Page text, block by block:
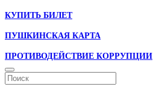
КУПИТЬ БИЛЕТ
ПУШКИНСКАЯ КАРТА
ПРОТИВОДЕЙСТВИЕ КОРРУПЦИИ